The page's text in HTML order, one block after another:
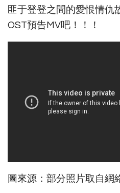
匪于登登之間的愛恨情仇
OST預告MV吧！！！
圖來源：部分照片取自網